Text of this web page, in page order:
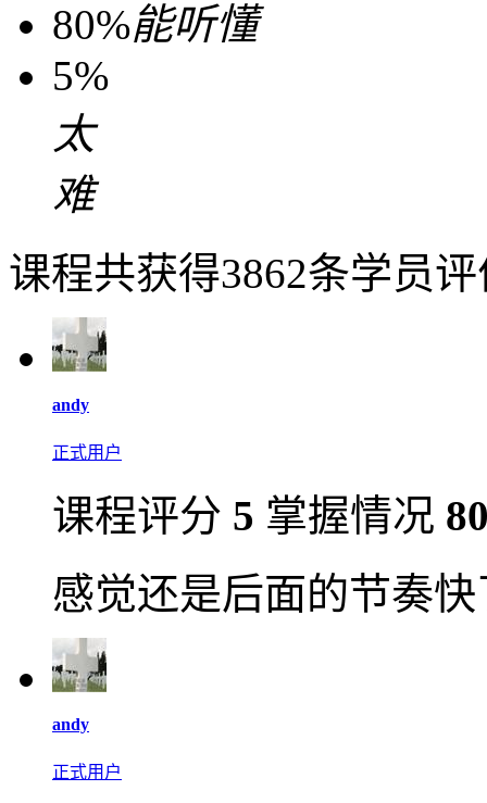
80%能听懂
5%
太
难
课程共获得3862条学员
andy
正式用户
课程评分 5 掌握情况
感觉还是后面的节奏
andy
正式用户